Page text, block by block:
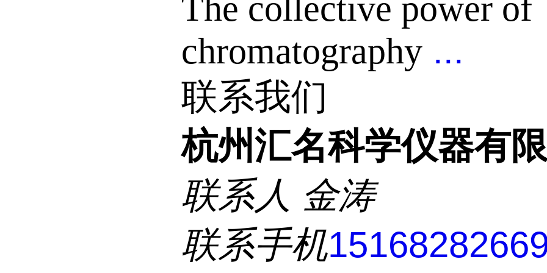
The collective power of
chromatography ...
联系我们
杭州汇名科学仪器有
联系人 金涛
联系手机